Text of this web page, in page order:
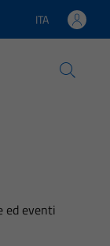
Lingua attiva:
ITA
ed eventi